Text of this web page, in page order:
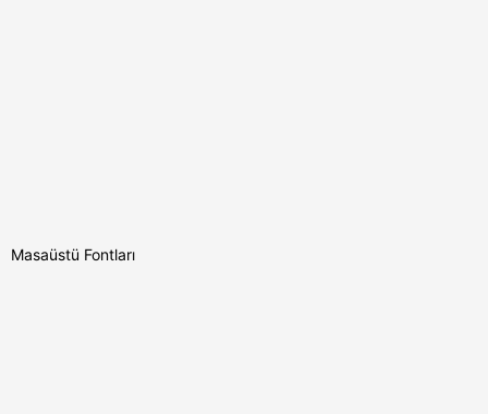
Masaüstü Fontları